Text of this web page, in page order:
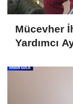
Mücevher
Yardımcı